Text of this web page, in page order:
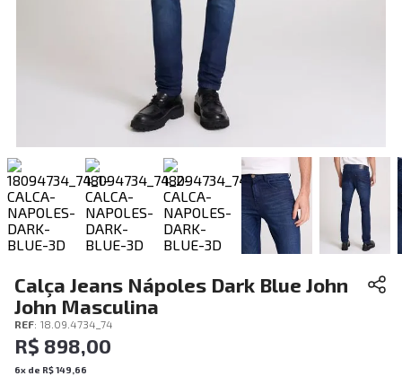
Calça Jeans Nápoles Dark Blue John
John Masculina
REF: 18.09.4734_74
R$ 898,00
6x de R$149 66